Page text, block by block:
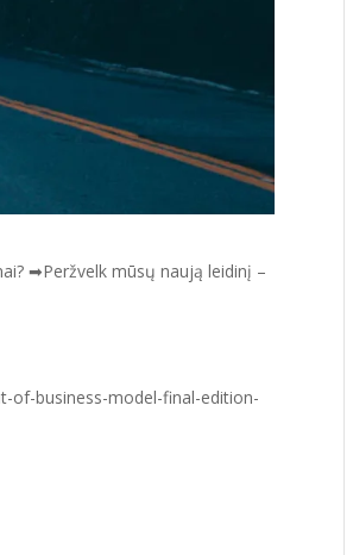
➡Peržvelk mūsų naują leidinį –
of-business-model-final-edition-